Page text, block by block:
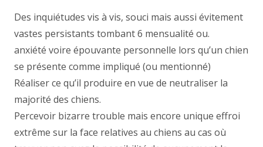
Des inquiétudes vis à vis, souci mais aussi évitement
vastes persistants tombant 6 mensualité ou.
anxiété voire épouvante personnelle lors qu’un chien
se présente comme impliqué (ou mentionné)
Réaliser ce qu’il produire en vue de neutraliser la
majorité des chiens.
Percevoir bizarre trouble mais encore unique effroi
extrême sur la face relatives au chiens au cas où